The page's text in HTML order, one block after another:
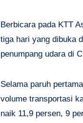
Berbicara pada KTT
tiga hari yang dibuka
penumpang udara di
Selama paruh
volume transportasi
naik 11,9 persen, 9